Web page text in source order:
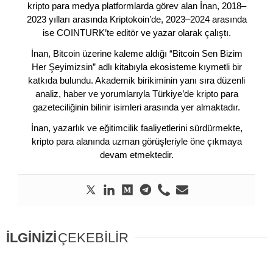
kripto para medya platformlarda görev alan İnan, 2018–
2023 yılları arasında Kriptokoin’de, 2023–2024 arasında
ise COINTURK’te editör ve yazar olarak çalıştı.
İnan, Bitcoin üzerine kaleme aldığı “Bitcoin Sen Bizim
Her Şeyimizsin” adlı kitabıyla ekosisteme kıymetli bir
katkıda bulundu. Akademik birikiminin yanı sıra düzenli
analiz, haber ve yorumlarıyla Türkiye’de kripto para
gazeteciliğinin bilinir isimleri arasında yer almaktadır.
İnan, yazarlık ve eğitimcilik faaliyetlerini sürdürmekte,
kripto para alanında uzman görüşleriyle öne çıkmaya
devam etmektedir.
İLGİNİZİÇEKEBİLİR